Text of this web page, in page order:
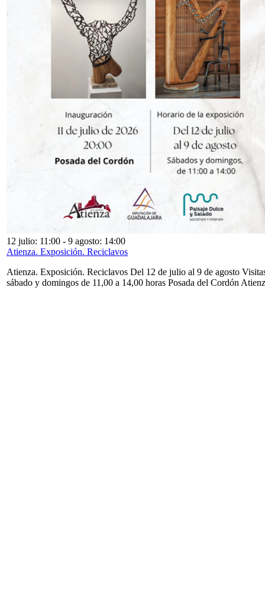
12 julio: 11:00 - 9 agosto: 14:00
Atienza. Exposición. Reciclavos
Atienza. Exposición. Reciclavos Del 12 de julio al 9 de agosto
sábado y domingos de 11,00 a 14,00 horas Posada del Cordón